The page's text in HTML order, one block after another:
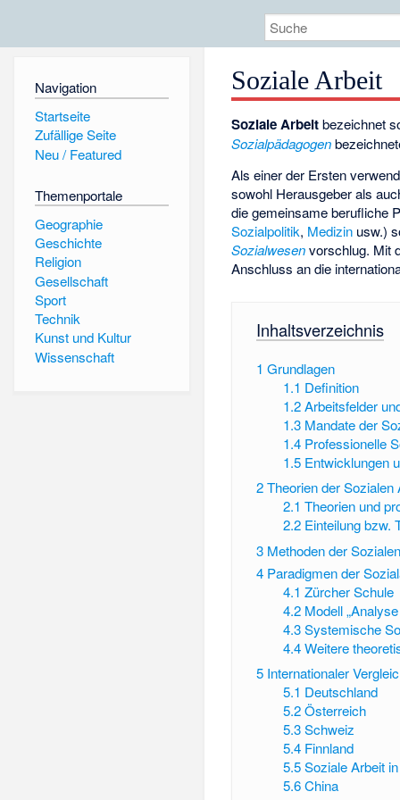
Navigation
Startseite
Zufällige Seite
Neu / Featured
Themenportale
Geographie
Geschichte
Religion
Gesellschaft
Sport
Technik
Kunst und Kultur
Wissenschaft
Soziale Arbeit
Soziale Arbeitbezeichnet
Sozialpädagogen
Als einer der Ersten
sowohl Herausgeber als
die gemeinsame berufliche
Sozialpolitik, Medizin usw.)
Sozialwesenvorschlug. Mit
Anschluss an die
Inhaltsverzeichnis
1 Grundlagen
1.1 Definition
1.2 Arbeitsfelder
1.3 Mandate der
1.4 Professionelle
1.5 Entwicklungen
2Theorien der Sozialen
2.1 Theorien und
2.2 Einteilung bzw.
3 Methoden der
4 Paradigmen der
4.1 Zürcher Schule
4.2 Modell
4.3 Systemische
4.4 Weitere
5 Internationaler
5.1 Deutschland
5.2 Österreich
5.3 Schweiz
5.4 Finnland
5.5 Soziale Arbeit
5.6 China